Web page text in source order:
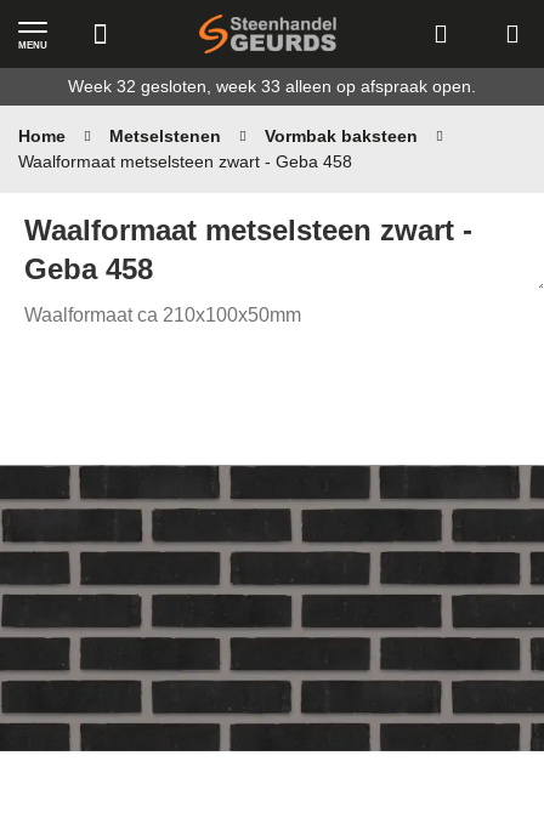
naar
de
inhoud
Week 32 gesloten, week 33 alleen op afspraak open.
MENU
Home Metselstenen
Vormbak baksteen
Waalformaat metselsteen zwart - Geba 458
Waalformaat metselsteen zwart -
Geba 458
Waalformaat ca 210x100x50mm
afbeeldingen-
gallerij